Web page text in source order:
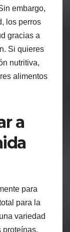
embargo,
los perros
gracias a
Si quieres
nutritiva,
alimentos
a
para
para la
variedad
proteínas,